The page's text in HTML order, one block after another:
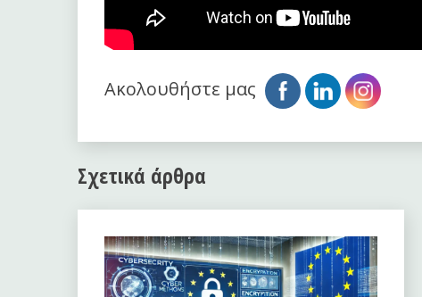
Ακολουθήστε μας
Σχετικά άρθρα